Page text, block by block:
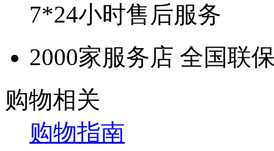
7*24小时售后服务
2000家服务店 全国联
购物相关
购物指南